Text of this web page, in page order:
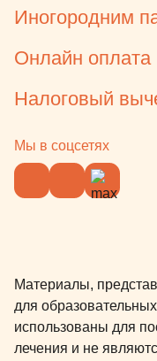
Иногородним
Онлайн оплата
Налоговый
Мы в соцсетях
Материалы,
для
использованы для
лечения и не